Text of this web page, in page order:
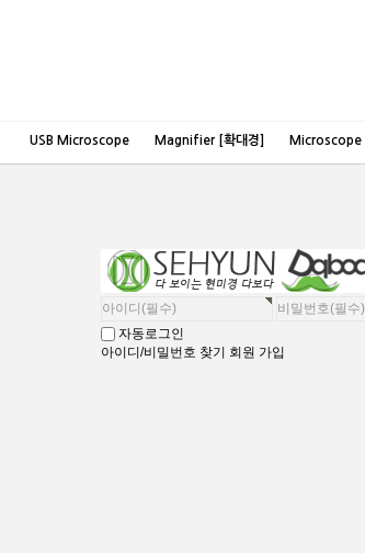
USB Microscope Magnifier [확대경] Microscope
자동로그인
아이디/비밀번호 찾기
회원 가입